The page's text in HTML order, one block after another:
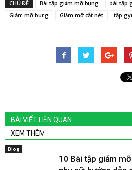
CHỦ ĐỀ Bài tập giảm mỡ bụng
bài tập
Giảm mỡ bụng
Giảm mỡ cắt nét tập
BÀI VIẾT LIÊN QUAN
XEM THÊM
Blog
10 Bài tập giảm